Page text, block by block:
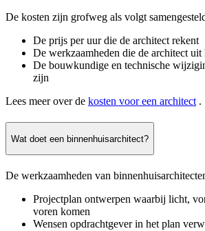
De kosten zijn grofweg als volgt
De prijs per uur die de architect rekent
De werkzaamheden die de architect uit
De bouwkundige en technische
zijn
Lees meer over de kosten voor een architect .
Wat doet een binnenhuisarchitect?
De werkzaamheden van
Projectplan ontwerpen waarbij licht,
voren komen
Wensen opdrachtgever in het plan